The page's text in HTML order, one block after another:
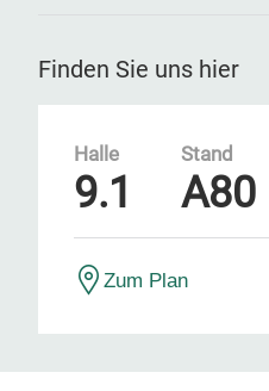
Finden Sie uns hier
Halle
9.1
Stand
A80
Zum Plan